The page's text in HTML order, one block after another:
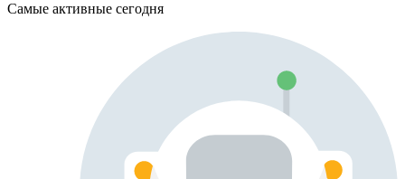
Самые активные сегодня